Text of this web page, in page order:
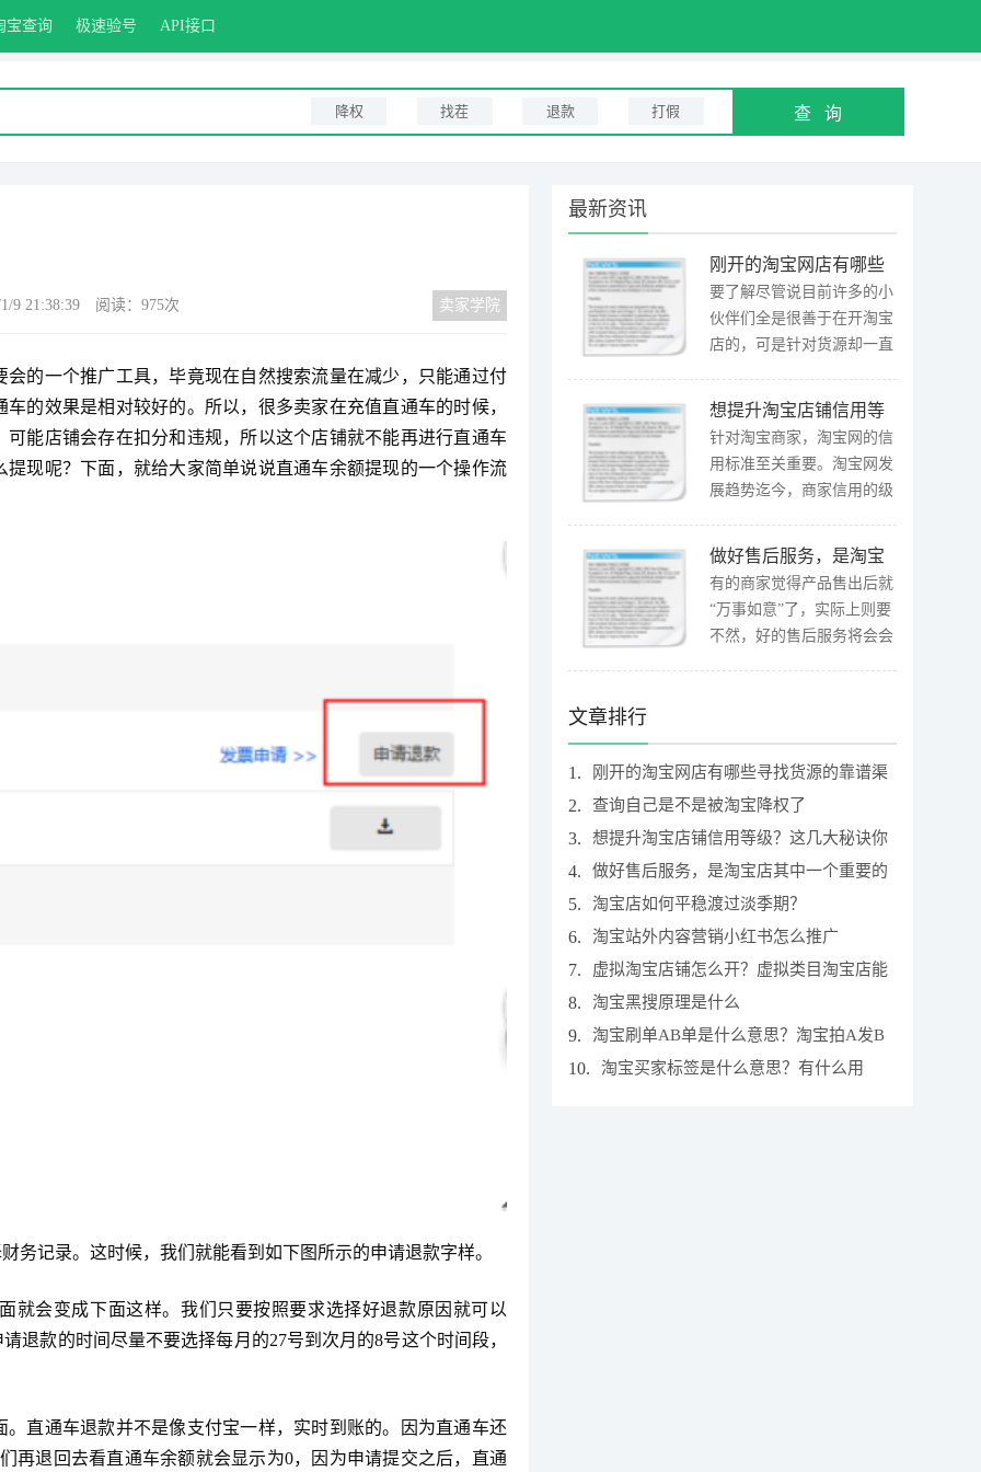
宝查询 极速验号 API接口
降权 找茬 退款 打假
最新资讯
刚开的淘宝网店有哪些
寻找货源的靠谱渠道？
要了解尽管说目前许多的小
伙伴们全是很善于在开淘宝
店的，可是针对货源却一直
朋友们寻找的货源尽管在...
[详细]
想提升淘宝店铺信用等
级？这几大秘诀你不得
不知
针对淘宝商家，淘宝网的信
用标准至关重要。淘宝网发
展趋势迄今，商家信用的级
的一个十分关键的评定规...
[详细]
做好售后服务，是淘宝
店其中一个重要的生存
法则
有的商家觉得产品售出后就
“万事如意”了，实际上则要
不然，好的售后服务将会会
文章排行
1. 刚开的淘宝网店有哪些寻找货源的靠谱渠
道？
2. 查询自己是不是被淘宝降权了
3. 想提升淘宝店铺信用等级？这几大秘诀你
不得不知
4. 做好售后服务，是淘宝店其中一个重要的
生存法则
5. 淘宝店如何平稳渡过淡季期？
6. 淘宝站外内容营销小红书怎么推广
7. 虚拟淘宝店铺怎么开？虚拟类目淘宝店能
卖什么
8. 淘宝黑搜原理是什么
9. 淘宝刷单AB单是什么意思？淘宝拍A发B
是怎么操作的
10. 淘宝买家标签是什么意思？有什么用
9 21:38:39 阅读：975次 卖家学院
的一个推广工具，毕竟现在自然搜索流量在减少，只能通过付
的效果是相对较好的。所以，很多卖家在充值直通车的时候，
能店铺会存在扣分和违规，所以这个店铺就不能再进行直通车
现呢？下面，就给大家简单说说直通车余额提现的一个操作流
务记录。这时候，我们就能看到如下图所示的申请退款字样。
就会变成下面这样。我们只要按照要求选择好退款原因就可以
退款的时间尽量不要选择每月的27号到次月的8号这个时间段，
直通车退款并不是像支付宝一样，实时到账的。因为直通车还
再退回去看直通车余额就会显示为0，因为申请提交之后，直通